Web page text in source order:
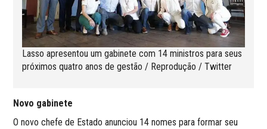
Lasso apresentou um gabinete com 14 ministros para seus
próximos quatro anos de gestão / Reprodução / Twitter
Novo gabinete
O novo chefe de Estado anunciou 14 nomes para formar seu